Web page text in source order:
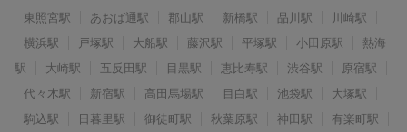
東照宮駅
あおば通駅 郡山駅 新橋駅 品川駅
川崎駅
横浜駅
戸塚駅 大船駅 藤沢駅 平塚駅 小田原駅
熱海
駅
大崎駅 五反田駅 目黒駅 恵比寿駅 渋谷駅
原宿駅
代々木駅
新宿駅 高田馬場駅 目白駅 池袋駅
大塚駅
駒込駅
日暮里駅 御徒町駅 秋葉原駅 神田駅
有楽町駅